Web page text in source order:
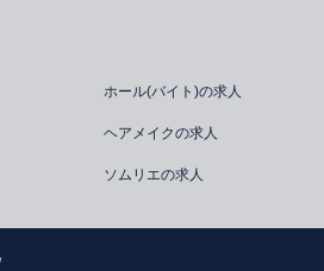
ホール(バイト)の求人
ヘアメイクの求人
ソムリエの求人